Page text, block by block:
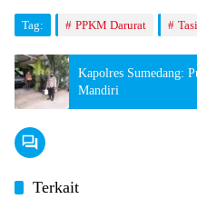
Tag: PPKM Darurat
Kapolres Sumedang:
Mandiri
Terkait